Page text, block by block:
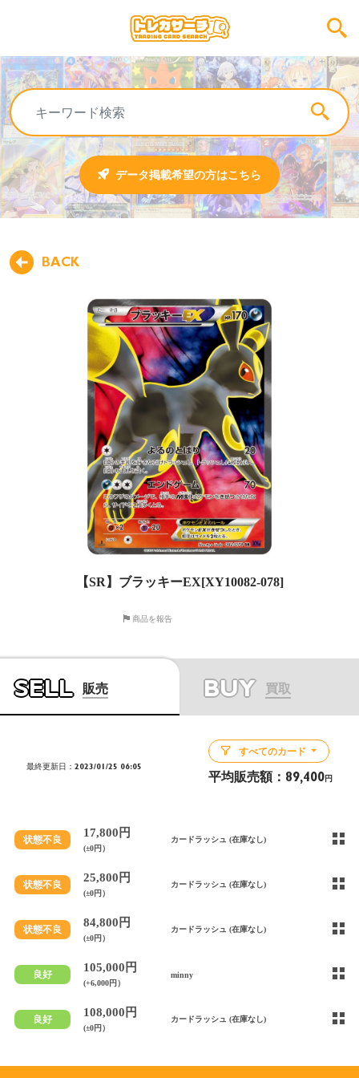
データ掲載希望の方はこちら
BACK
【SR】ブラッキーEX[XY10082-078]
商品を報告
SELL 販売 BUY 買取
最終更新日：2023/01/25 06:05
すべてのカード
平均販売額： 89,400 円
状態不良
17,800円
(±0円）
カードラッシュ (在庫なし)
状態不良
25,800円
(±0円）
カードラッシュ (在庫なし)
状態不良
84,800円
(±0円）
カードラッシュ (在庫なし)
良好
105,000円
(+6,000円）
minny
良好
108,000円
(±0円）
カードラッシュ (在庫なし)